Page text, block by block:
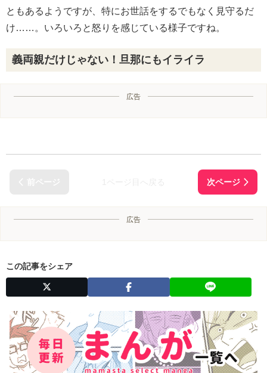
ともあるようですが、特にお世話をするでもなく見守るだ
け……。いろいろと怒りを感じている様子ですね。
義両親だけじゃない！旦那にもイライラ
広告
広告
この記事をシェア